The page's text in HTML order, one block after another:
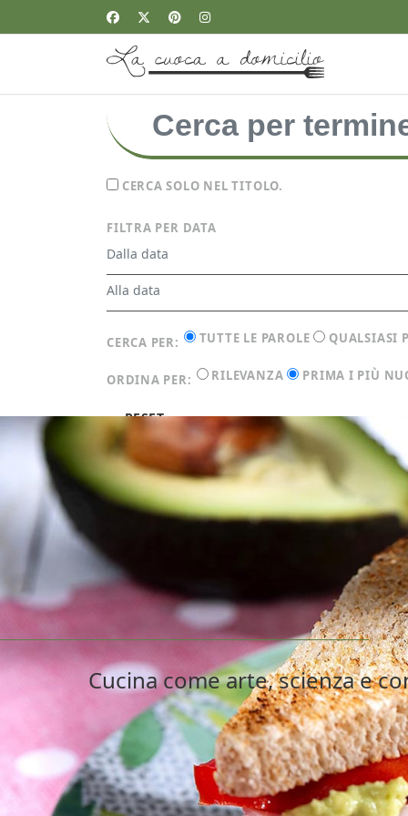
CERCA SOLO NEL TITOLO.
FILTRA PER DATA
CERCA PER: TUTTE LE PAROLE QUALSIASI
ORDINA PER: RILEVANZA PRIMA I PIÙ
RESET
Filtri selezionati
Utilizza i filtri
Cucina come arte, scienza e